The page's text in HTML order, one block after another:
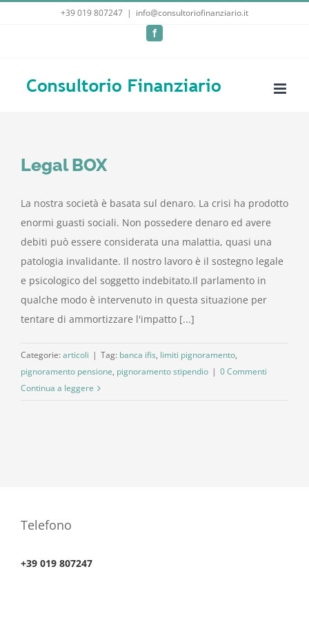
+39 019 807247 | info@consultoriofinanziario.it
Facebook
Legal BOX
La nostra società è basata sul denaro. La crisi ha prodotto
enormi guasti sociali. Non possedere denaro ed avere
debiti può essere considerata una malattia, quasi una
patologia invalidante. Il nostro lavoro è il sostegno legale
e psicologico del soggetto indebitato.Il parlamento in
qualche modo è intervenuto in questa situazione per
tentare di ammortizzare l'impatto [...]
Categorie: articoli | Tag: banca ifis, limiti pignoramento,
pignoramento pensione, pignoramento stipendio | 0 Commenti
Continua a leggere
Telefono
+39 019 807247